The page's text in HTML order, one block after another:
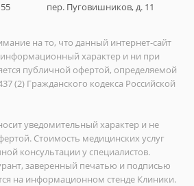
пер. Пуговишников, д. 11
на то, что данный интернет-сайт
характер и ни при
публичной офертой, определяемой
(2) Гражданского кодекса Российской
уведомительный характер и не
Стоимость медицинских услуг
консультации у специалистов.
заверенный печатью и подписью
на информационном стенде Клиники.